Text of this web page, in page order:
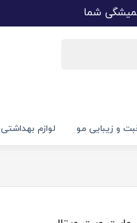
شما
و زیبایی مو لوازم بهداشتی